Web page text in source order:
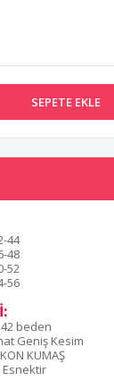
SEPETE EKLE
44
48
52
56
42 beden
Geniş Kesim
KUMAŞ
Esnektir